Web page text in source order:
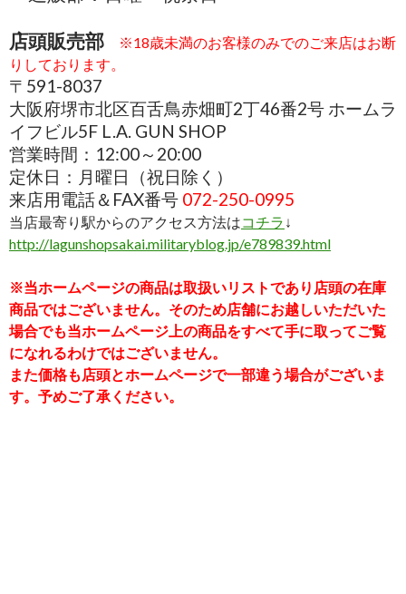
店頭販売部
※18歳未満のお客様のみでのご来店はお断
りしております。
〒591-8037
大阪府堺市北区百舌鳥赤畑町2丁46番2号 ホームラ
イフビル5F L.A. GUN SHOP
営業時間：12:00～20:00
定休日：月曜日（祝日除く）
来店用電話＆FAX番号 072-250-0995
当店最寄り駅からのアクセス方法はコチラ ↓
http://lagunshopsakai.militaryblog.jp/e789839.html
※当ホームページの商品は取扱いリストであり店頭の在庫
商品ではございません。そのため店舗にお越しいただいた
場合でも当ホームページ上の商品をすべて手に取ってご覧
になれるわけではございません。
また価格も店頭とホームページで一部違う場合がございま
す。予めご了承ください。